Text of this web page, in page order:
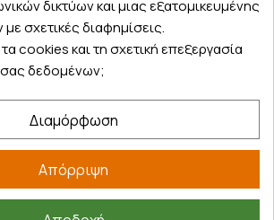
δικτύων και μιας εξατομικευμένης
σχετικές διαφημίσεις.
cookies και τη σχετική επεξεργασία
δεδομένων;
Διαμόρφωση
Απόρριψη